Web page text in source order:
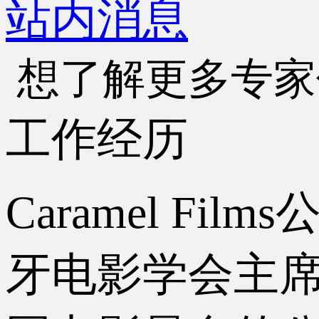
站内消息
想了解更多专
工作经历
Caramel Films
牙电影学会主